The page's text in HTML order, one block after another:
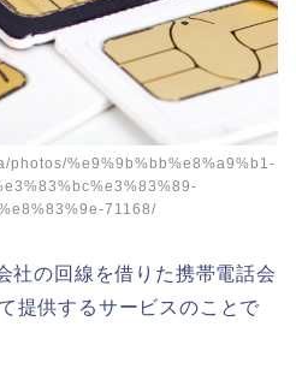
photos/%e9%9b%bb%e8%a9%b1-
71168/
社の回線を借りた携帯電話会
提供するサービスのことで